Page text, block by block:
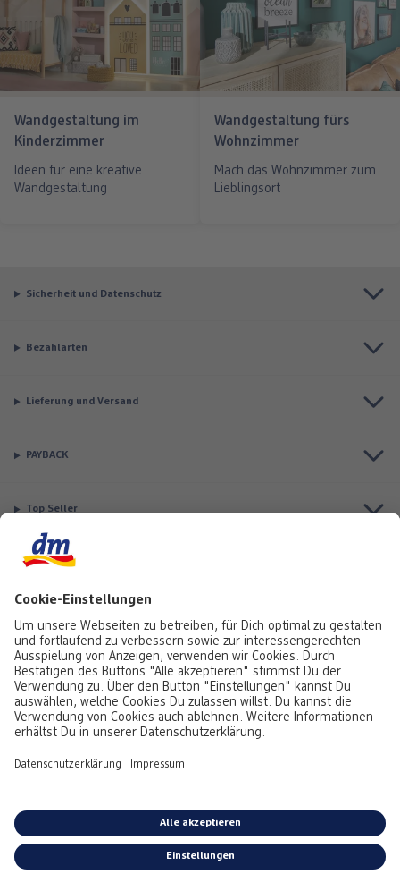
Wandgestaltung im
Kinderzimmer
Ideen für eine kreative
Wandgestaltung
Wandgestaltung fürs
Wohnzimmer
Mach das Wohnzimmer zum
Lieblingsort
Sicherheit und Datenschutz
Bezahlarten
Lieferung und Versand
PAYBACK
Top Seller
Aktuell besonders beliebt
Informationen
Rufe uns gerne an: 0441 18131903
Montag bis Samstag: 8:00 – 20:00 Uhr,
Sonntag: 10:00 - 18:00 Uhr
service@foto.dm.de
(ehemalsEmojione), lizenziert unter